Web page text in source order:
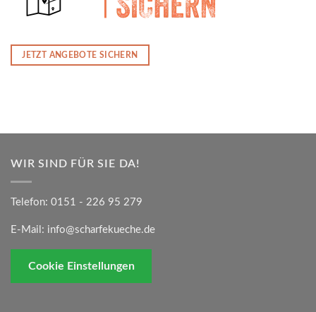
JETZT ANGEBOTE SICHERN
WIR SIND FÜR SIE DA!
Telefon: 0151 - 226 95 279
E-Mail: info@scharfekueche.de
Cookie Einstellungen